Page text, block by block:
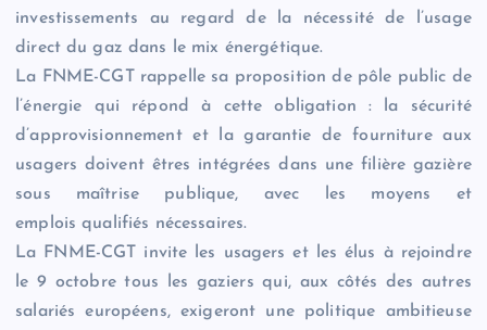
investissements au regard de la nécessité de l’usage
direct du gaz dans le mix énergétique.
La FNME-CGT rappelle sa proposition de pôle public de
l’énergie qui répond à cette obligation : la sécurité
d’approvisionnement et la garantie de fourniture aux
usagers doivent êtres intégrées dans une filière gazière
sous maîtrise publique, avec les moyens et
emplois qualifiés nécessaires.
La FNME-CGT invite les usagers et les élus à rejoindre
le 9 octobre tous les gaziers qui, aux côtés des autres
salariés européens, exigeront une politique ambitieuse